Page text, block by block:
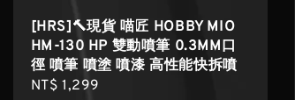
[HRS]🔨現貨 喵匠 HOBBY MIO
HM-130 HP 雙動噴筆 0.3MM口
徑 噴筆 噴塗 噴漆 高性能快拆噴
Regular
NT$ 1,299